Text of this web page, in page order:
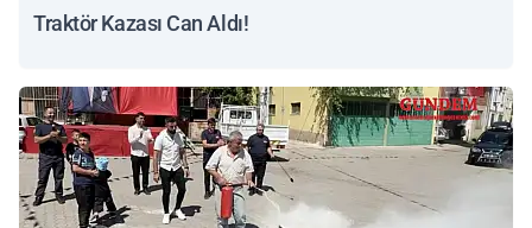
Traktör Kazası Can Aldı!